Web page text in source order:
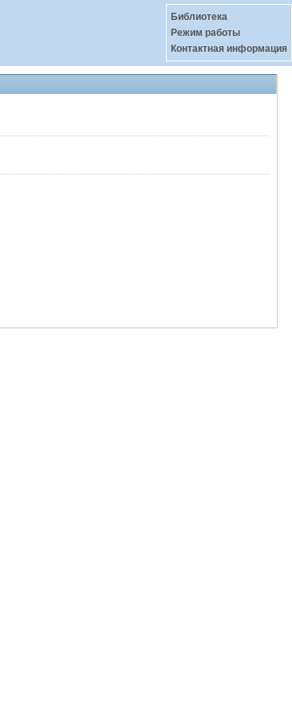
Библиотека
Режим работы
Контактная информация